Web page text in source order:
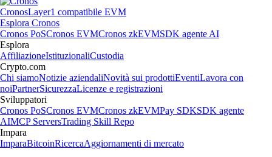
CronosLayer1 compatibile EVM
Esplora Cronos
Cronos PoSCronos EVMCronos zkEVMSDK agente AI
Esplora
AffiliazioneIstituzionaliCustodia
Crypto.com
Chi siamoNotizie aziendaliNovità sui prodottiEventiLavora con
noiPartnerSicurezzaLicenze e registrazioni
Sviluppatori
Cronos PoSCronos EVMCronos zkEVMPay SDKSDK agente
AIMCP ServersTrading Skill Repo
Impara
ImparaBitcoinRicercaAggiornamenti di mercato